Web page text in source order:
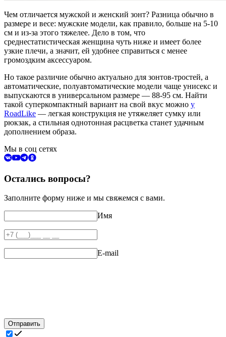
Чем отличается мужской и женский зонт? Разница обычно в
размере и весе: мужские модели, как правило, больше на 5-10
см и из-за этого тяжелее. Дело в том, что
среднестатистическая женщина чуть ниже и имеет более
узкие плечи, а значит, ей удобнее справиться с менее
громоздким аксессуаром.
Но такое различие обычно актуально для зонтов-тростей, а
автоматические, полуавтоматические модели чаще унисекс и
выпускаются в универсальном размере — 88-95 см. Найти
такой суперкомпактный вариант на свой вкус можно у
RoadLike — легкая конструкция не утяжеляет сумку или
рюкзак, а стильная однотонная расцветка станет удачным
дополнением образа.
Мы в соц сетях
Остались вопросы?
Заполните форму ниже и мы свяжемся с вами.
Имя
E-mail
Отправить